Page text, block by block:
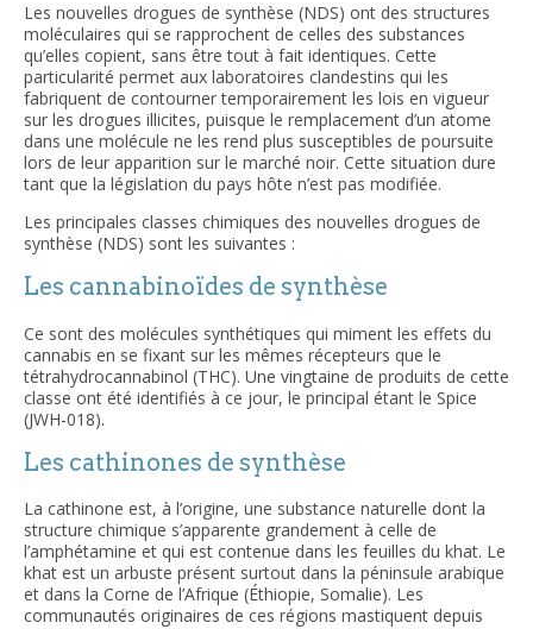
Les nouvelles drogues de synthèse (NDS) ont des structures
moléculaires qui se rapprochent de celles des substances
qu’elles copient, sans être tout à fait identiques. Cette
particularité permet aux laboratoires clandestins qui les
fabriquent de contourner temporairement les lois en vigueur
sur les drogues illicites, puisque le remplacement d’un atome
dans une molécule ne les rend plus susceptibles de poursuite
lors de leur apparition sur le marché noir. Cette situation dure
tant que la législation du pays hôte n’est pas modifiée.
Les principales classes chimiques des nouvelles drogues de
synthèse (NDS) sont les suivantes :
Les cannabinoïdes de synthèse
Ce sont des molécules synthétiques qui miment les effets du
cannabis en se fixant sur les mêmes récepteurs que le
tétrahydrocannabinol (THC). Une vingtaine de produits de cette
classe ont été identifiés à ce jour, le principal étant le Spice
(JWH-018).
Les cathinones de synthèse
La cathinone est, à l’origine, une substance naturelle dont la
structure chimique s’apparente grandement à celle de
l’amphétamine et qui est contenue dans les feuilles du khat. Le
khat est un arbuste présent surtout dans la péninsule arabique
et dans la Corne de l’Afrique (Éthiopie, Somalie). Les
communautés originaires de ces régions mastiquent depuis